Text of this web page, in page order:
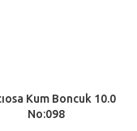
Kum Boncuk 10.0
No:098